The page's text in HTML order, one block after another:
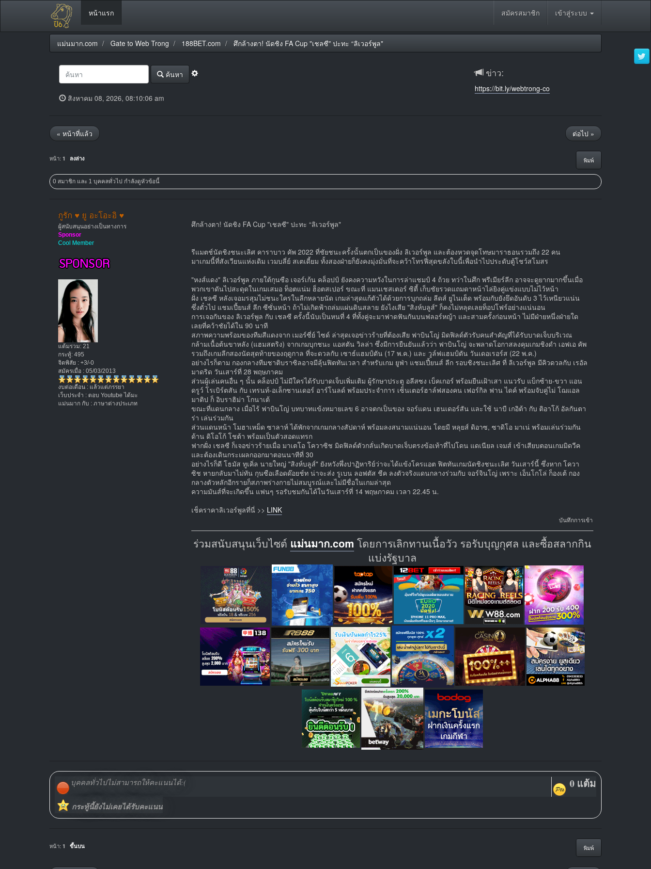
หน้าแรก สมัครสมาชิก เข้าสู่ระบบ
แม่นมาก.com Gate to Web Trong 188BET.com ศึกล้างตา! นัดชิง FA Cup "เชลซี" ปะทะ “ลิเวอร์พูล"
ค้นหา
สิงหาคม 08, 2026, 08:10:06 am
ข่าว:
https://bit.ly/webtrong-co
« หน้าที่แล้ว ต่อไป »
พิมพ์
หน้า: 1 ลงล่าง
0 สมาชิก และ 1 บุคคลทั่วไป กำลังดูหัวข้อนี้
กูรัก ♥ ยู อะโอะอิ ♥
ผู้สนับสนุนอย่างเป็นทางการ
Sponsor
Cool Member
แต้มรวม: 21
กระทู้: 495
จิตพิสัย : +3/-0
สมัครเมื่อ : 05/03/2013
งบต่อเดือน : แล้วแต่ภรรยา
เว็บประจำ : ตอบ Youtube ได้มะ
แม่นมาก กับ : ภาษาต่างประเภท
ศึกล้างตา! นัดชิง FA Cup "เชลซี" ปะทะ “ลิเวอร์พูล"
รีแมตช์นัดชิงชนะเลิศ คาราบาว คัพ 2022 ที่ชัยชนะครั้งนั้นตกเป็นของฝั่ง ลิเวอร์พูล และต้องหวดจุดโทษมาราธอนรวมถึง 22 คน
มาเกมนี้ที่สังเวียนแห่งเดิม เวมบลี่ย์ สเตเดี้ยม ทั้งสองฝ่ายก็ยังคงมุ่งมั่นที่จะคว้าโทรฟี่สุดขลังใบนี้เพื่อนำไปประดับตู้โชว์สโมสร
"หงส์แดง" ลิเวอร์พูล ภายใต้กุนซือ เจอร์เก้น คล็อปป์ ยังคงความหวังในการล่าแชมป์ 4 ถ้วย ทว่าในศึก พรีเมียร์ลีก อาจจะดูยากมากขึ้นเมื่อ
พวกเขาดันไปสะดุดในเกมเสมอ ท็อตแน่ม ฮ็อตสเปอร์ ขณะที่ แมนเชสเตอร์ ซิตี้ เก็บชัยรวดแถมดาหน้าไล่ยิงคู่แข่งแบบไม่ไว้หน้า
ฝั่ง เชลซี หลังเจอมรสุมไม่ชนะใครในลีกหลายนัด เกมล่าสุดแก้ตัวได้ด้วยการบุกถล่ม ลีดส์ ยูไนเต็ด พร้อมกับยังยึดอันดับ 3 ไว้เหนียวแน่น
ซึ่งตั๋วไป แชมเปี้ยนส์ ลีก ซีซั่นหน้า ถ้าไม่เกิดฟ้าถล่มแผ่นดินสลาย ยังไงเสีย "สิงห์บลูส์" ก็คงไม่หลุดเลยท็อปโฟร์อย่างแน่นอน
การเจอกันของ ลิเวอร์พูล กับ เชลซี ครั้งนี้นับเป็นหนที่ 4 ที่ทั้งคู่จะมาฟาดฟันกันบนฟลอร์หญ้า และสามครั้งก่อนหน้า ไม่มีฝ่ายหนึ่งฝ่ายใด
เลยที่คว้าชัยได้ใน 90 นาที
สภาพความพร้อมของทีมสีแดงจาก เมอร์ซี่ย์ ไซด์ ล่าสุดเจอข่าวร้ายที่ต้องเสีย ฟาบินโญ่ มิดฟิลด์ตัวรับคนสำคัญที่ได้รับบาดเจ็บบริเวณ
กล้ามเนื้อต้นขาหลัง (แฮมสตริง) จากเกมบุกชนะ แอสตัน วิลล่า ซึ่งมีการยืนยันแล้วว่า ฟาบินโญ่ จะพลาดโอกาสลงคุมเกมชิงดำ เอฟเอ คัพ
รวมถึงเกมลีกสองนัดสุดท้ายของฤดูกาล ที่จะดวลกับ เซาธ์แฮมป์ตัน (17 พ.ค.) และ วูล์ฟแฮมป์ตัน วันเดอเรอร์ส (22 พ.ค.)
อย่างไรก็ตาม กองกลางทีมชาติบราซิลอาจมีลุ้นฟิตทันเวลา สำหรับเกม ยูฟ่า แชมเปี้ยนส์ ลีก รอบชิงชนะเลิศ ที่ ลิเวอร์พูล มีคิวดวลกับ เรอัล
มาดริด วันเสาร์ที่ 28 พฤษภาคม
ส่วนผู้เล่นคนอื่น ๆ นั้น คล็อปป์ ไม่มีใครได้รับบาดเจ็บเพิ่มเติม ผู้รักษาประตู อลีสซง เบ็คเกอร์ พร้อมยืนเฝ้าเสา แนวรับ แบ็กซ้าย-ขวา แอน
ดรูว์ โรเบิร์ตสัน กับ เทรนท์-อเล็กซานเดอร์ อาร์โนลด์ พร้อมประจำการ เซ็นเตอร์ฮาล์ฟสองคน เฟอร์กิล ฟาน ไดค์ พร้อมจับคู่ไม่ โฌแอล
มาติป ก็ อิบราฮิม่า โกนาเต้
ขณะที่แดนกลาง เมื่อไร้ ฟาบินโญ่ บทบาทแข้งหมายเลข 6 อาจตกเป็นของ จอร์แดน เฮนเดอร์สัน และใช้ นาบี เกอิต้า กับ ติอาโก้ อัลกันตา
ร่า เล่นร่วมกัน
ส่วนแดนหน้า โมฮาเหม็ด ซาลาห์ ได้พักจากเกมกลางสัปดาห์ พร้อมลงสนามแน่นอน โดยมี หลุยส์ ดิอาซ, ซาดิโอ มาเน่ พร้อมเล่นร่วมกัน
ด้าน ดิโอโก้ โชต้า พร้อมเป็นตัวสอดแทรก
ฟากฝั่ง เชลซี ก็เจอข่าวร้ายเมื่อ มาเตโอ โควาซิช มิดฟิลด์ตัวกลั่นเกิดบาดเจ็บตรงข้อเท้าที่ไปโดน แดเนียล เจมส์ เข้าเสียบตอนเกมมิดวีค
และต้องเดินกระเผลกออกมาตอนนาทีที่ 30
อย่างไรก็ดี โธมัส ทูเคิ่ล นายใหญ่ "สิงห์บลูส์" ยังหวังพึ่งปาฏิหาริย์ว่าจะได้แข้งโครแอต ฟิตทันเกมนัดชิงชนะเลิศ วันเสาร์นี้ ซึ่งหาก โควา
ซิช หายกลับมาไม่ทัน กุนซือเลือดด๊อยช์ท น่าจะส่ง รูเบน ลอฟตัส ชีค ลงตัวจริงแดนกลางร่วมกับ จอร์จินโญ่ เพราะ เอ็นโกโล่ ก็องเต้ กอง
กลางตัวหลักอีกรายก็สภาพร่างกายไม่สมบูรณ์และไม่มีชื่อในเกมล่าสุด
ความมันส์ที่จะเกิดขึ้น แฟนๆ รอรับชมกันได้ในวันเสาร์ที่ 14 พฤษภาคม เวลา 22.45 น.
เช็คราคาลิเวอร์พูลที่นี่ >> LINK
บันทึกการเข้า
ร่วมสนับสนุนเว็บไซต์ แม่นมาก.com โดยการเลิกทานเนื้อวัว รอรับบุญกุศล และซื้อสลากกิน
แบ่งรัฐบาล
บุคคลทั่วไปไม่สามารถให้คะแนนได้:( 0 แต้ม
กระทู้นี้ยังไม่เคยได้รับคะแนน
พิมพ์
หน้า: 1 ขึ้นบน